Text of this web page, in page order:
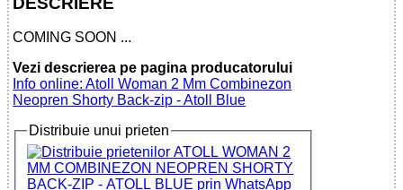
COMING SOON ...
Vezi descrierea pe pagina producatorului
Info online: Atoll Woman 2 Mm Combinezon
Neopren Shorty Back-zip - Atoll Blue
Distribuie unui prieten